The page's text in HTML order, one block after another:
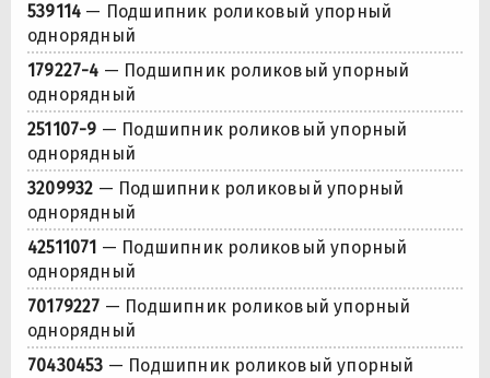
539114 — Подшипник роликовый упорный
однорядный
179227-4 — Подшипник роликовый упорный
однорядный
251107-9 — Подшипник роликовый упорный
однорядный
3209932 — Подшипник роликовый упорный
однорядный
42511071 — Подшипник роликовый упорный
однорядный
70179227 — Подшипник роликовый упорный
однорядный
70430453 — Подшипник роликовый упорный